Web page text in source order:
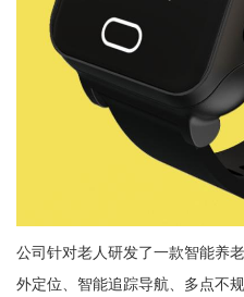
公司针对老人研发了一款智能养
外定位、智能追踪导航、多点不